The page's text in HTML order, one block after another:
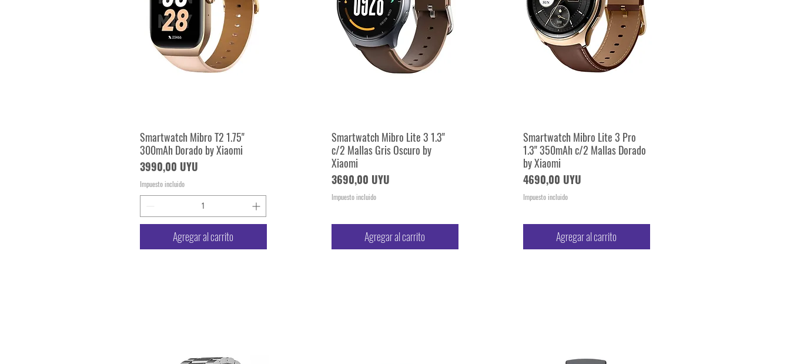
Vista rápida
Smartwatch Mibro T2 1.75"
300mAh Dorado by Xiaomi
Precio
3990,00 UYU
Impuesto incluido
Agregar al carrito
Vista rápida
Smartwatch Mibro Lite 3 1.3"
c/2 Mallas Gris Oscuro by
Xiaomi
Precio
3690,00 UYU
Impuesto incluido
Agregar al carrito
Vista rápida
Smartwatch Mibro Lite 3 Pro
1.3" 350mAh c/2 Mallas Dorado
by Xiaomi
Precio
4690,00 UYU
Impuesto incluido
Agregar al carrito